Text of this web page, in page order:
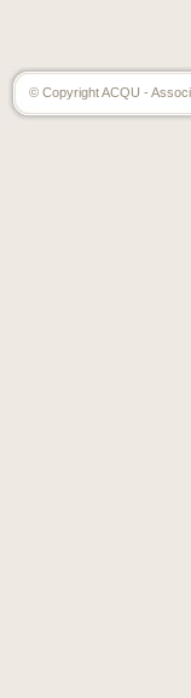
© Copyright ACQU -